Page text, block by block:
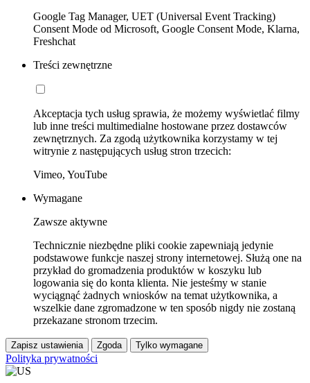
Google Tag Manager, UET (Universal Event Tracking)
Consent Mode od Microsoft, Google Consent Mode, Klarna,
Freshchat
Treści zewnętrzne
Akceptacja tych usług sprawia, że możemy wyświetlać filmy
lub inne treści multimedialne hostowane przez dostawców
zewnętrznych. Za zgodą użytkownika korzystamy w tej
witrynie z następujących usług stron trzecich:
Vimeo, YouTube
Wymagane
Zawsze aktywne
Technicznie niezbędne pliki cookie zapewniają jedynie
podstawowe funkcje naszej strony internetowej. Służą one na
przykład do gromadzenia produktów w koszyku lub
logowania się do konta klienta. Nie jesteśmy w stanie
wyciągnąć żadnych wniosków na temat użytkownika, a
wszelkie dane zgromadzone w ten sposób nigdy nie zostaną
przekazane stronom trzecim.
Zapisz ustawienia Zgoda Tylko wymagane
Polityka prywatności